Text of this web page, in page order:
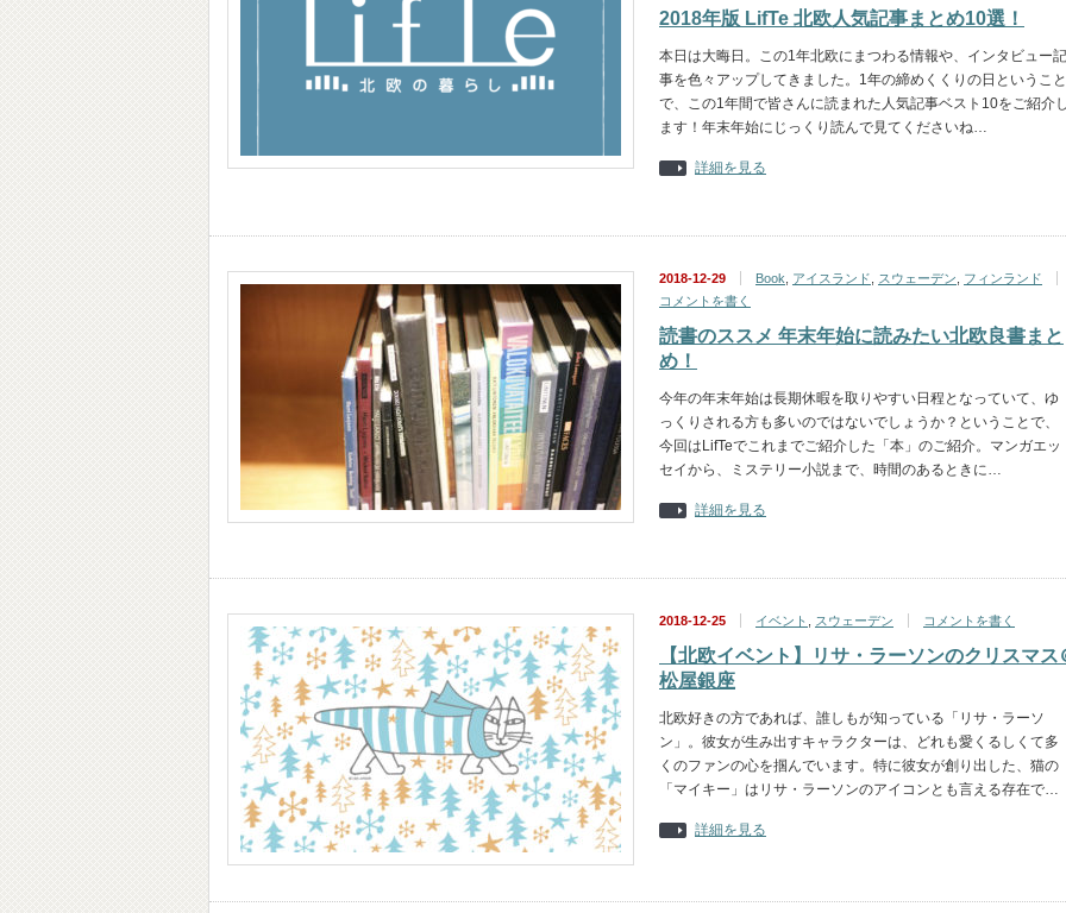
2018年版 LifTe 北欧人気記事まとめ10選！
本日は大晦日。この1年北欧にまつわる情報や、インタビュー記
事を色々アップしてきました。1年の締めくくりの日ということ
で、この1年間で皆さんに読まれた人気記事ベスト10をご紹介
ます！年末年始にじっくり読んで見てくださいね…
詳細を見る
2018-12-29 Book アイスランド スウェーデン
フィンランド
コメントを書く
読書のススメ 年末年始に読みたい北欧良書まと
め！
今年の年末年始は長期休暇を取りやすい日程となっていて、ゆ
っくりされる方も多いのではないでしょうか？ということで、
今回はLifTeでこれまでご紹介した「本」のご紹介。マンガエッ
セイから、ミステリー小説まで、時間のあるときに…
詳細を見る
2018-12-25 イベント スウェーデン コメントを書く
【北欧イベント】リサ・ラーソンのクリスマス
松屋銀座
北欧好きの方であれば、誰しもが知っている「リサ・ラーソ
ン」。彼女が生み出すキャラクターは、どれも愛くるしくて多
くのファンの心を掴んでいます。特に彼女が創り出した、猫の
「マイキー」はリサ・ラーソンのアイコンとも言える存在で…
詳細を見る